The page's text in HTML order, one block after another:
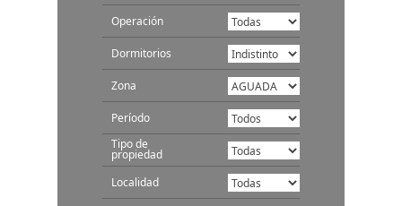
Operación
Dormitorios
Zona
Período
Tipo de
propiedad
Localidad